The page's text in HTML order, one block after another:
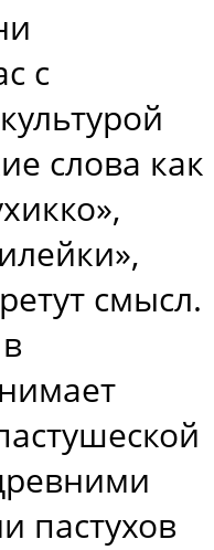
с
слова как
смысл.
пастухов